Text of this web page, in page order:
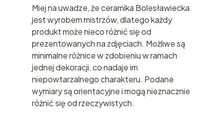
Miej na uwadze, że ceramika Bolesławiecka
jest wyrobem mistrzów, dlatego każdy
produkt może nieco różnić się od
prezentowanych na zdjęciach. Możliwe są
minimalne różnice w zdobieniu w ramach
jednej dekoracji, co nadaje im
niepowtarzalnego charakteru. Podane
wymiary są orientacyjne i mogą nieznacznie
różnić się od rzeczywistych.